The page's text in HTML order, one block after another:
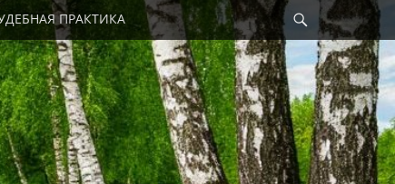
ПРАКТИКА
Найти